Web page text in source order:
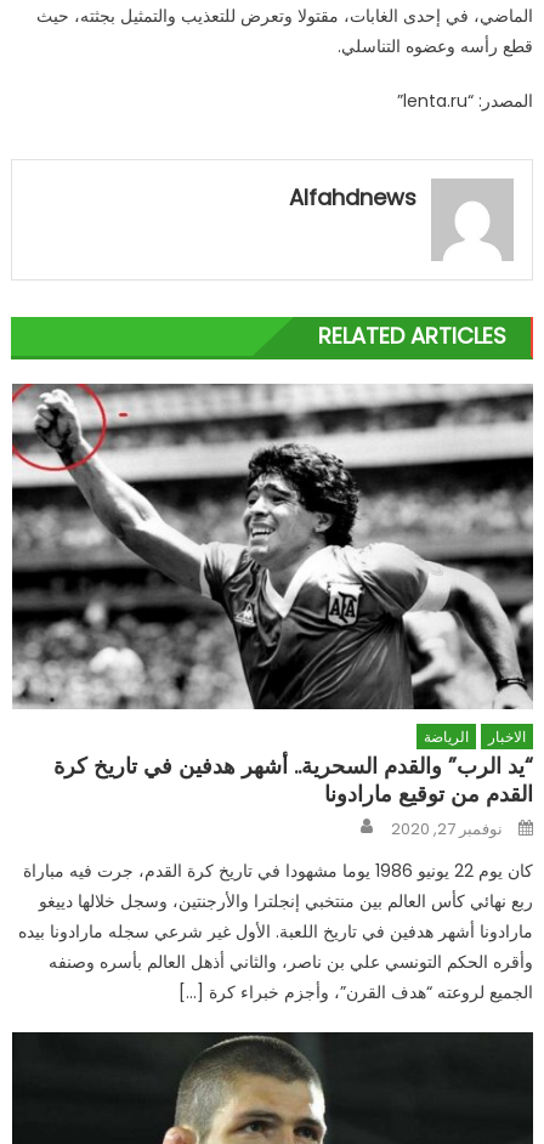
الماضي، في إحدى الغابات، مقتولا وتعرض للتعذيب والتمثيل بجثته، حيث
قطع رأسه وعضوه التناسلي.
المصدر: “lenta.ru”
Alfahdnews
RELATED ARTICLES
الاخبار الرياضة
“يد الرب” والقدم السحرية.. أشهر هدفين في تاريخ كرة
القدم من توقيع مارادونا
Posted
onنوفمبر 27, 2020
كان يوم 22 يونيو 1986 يوما مشهودا في تاريخ كرة القدم، جرت فيه مباراة
ربع نهائي كأس العالم بين منتخبي إنجلترا والأرجنتين، وسجل خلالها دييغو
مارادونا أشهر هدفين في تاريخ اللعبة. الأول غير شرعي سجله مارادونا بيده
وأقره الحكم التونسي علي بن ناصر، والثاني أذهل العالم بأسره وصنفه
الجميع لروعته “هدف القرن”، وأجزم خبراء كرة […]